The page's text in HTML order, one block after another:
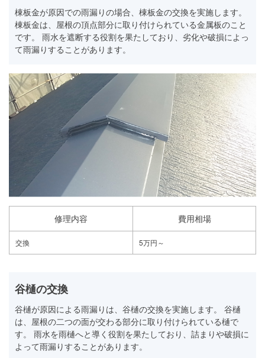
棟板金が原因での雨漏りの場合、棟板金の交換を実施します。
棟板金は、屋根の頂点部分に取り付けられている金属板のこと
です。 雨水を遮断する役割を果たしており、劣化や破損によっ
て雨漏りすることがあります。
修理内容 費用相場
交換 5万円～
谷樋の交換
谷樋が原因による雨漏りは、谷樋の交換を実施します。 谷樋
は、屋根の二つの面が交わる部分に取り付けられている樋で
す。 雨水を雨樋へと導く役割を果たしており、詰まりや破損に
よって雨漏りすることがあります。